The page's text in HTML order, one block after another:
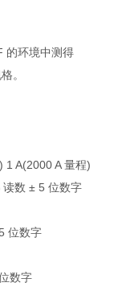
的环境中测得
。
1 A(2000 A 量程)
读数 ± 5 位数字
位数字
数字